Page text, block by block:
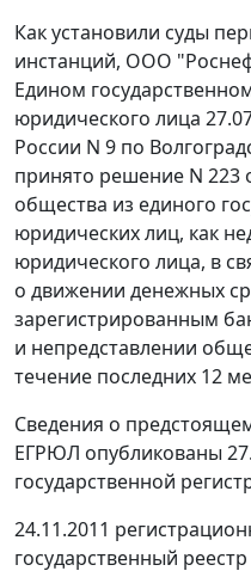
Как установили суды
инстанций, ООО
Едином
юридического лица
России N 9 по
принято решение N
общества из единого
юридических лиц, как
юридического лица, в
о движении денежных
зарегистрированным
и непредставлении
течение последних 12
Сведения о
ЕГРЮЛ опубликованы
государственной
24.11.2011
государственный